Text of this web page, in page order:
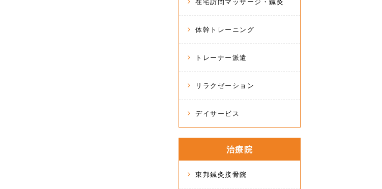
在宅訪問マッサージ・鍼灸
体幹トレーニング
トレーナー派遣
リラクゼーション
デイサービス
治療院
東邦鍼灸接骨院